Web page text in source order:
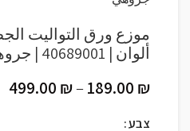
ألوان | 40689001 | جروهي
189.00 ₪
–
499.00 ₪
צבע